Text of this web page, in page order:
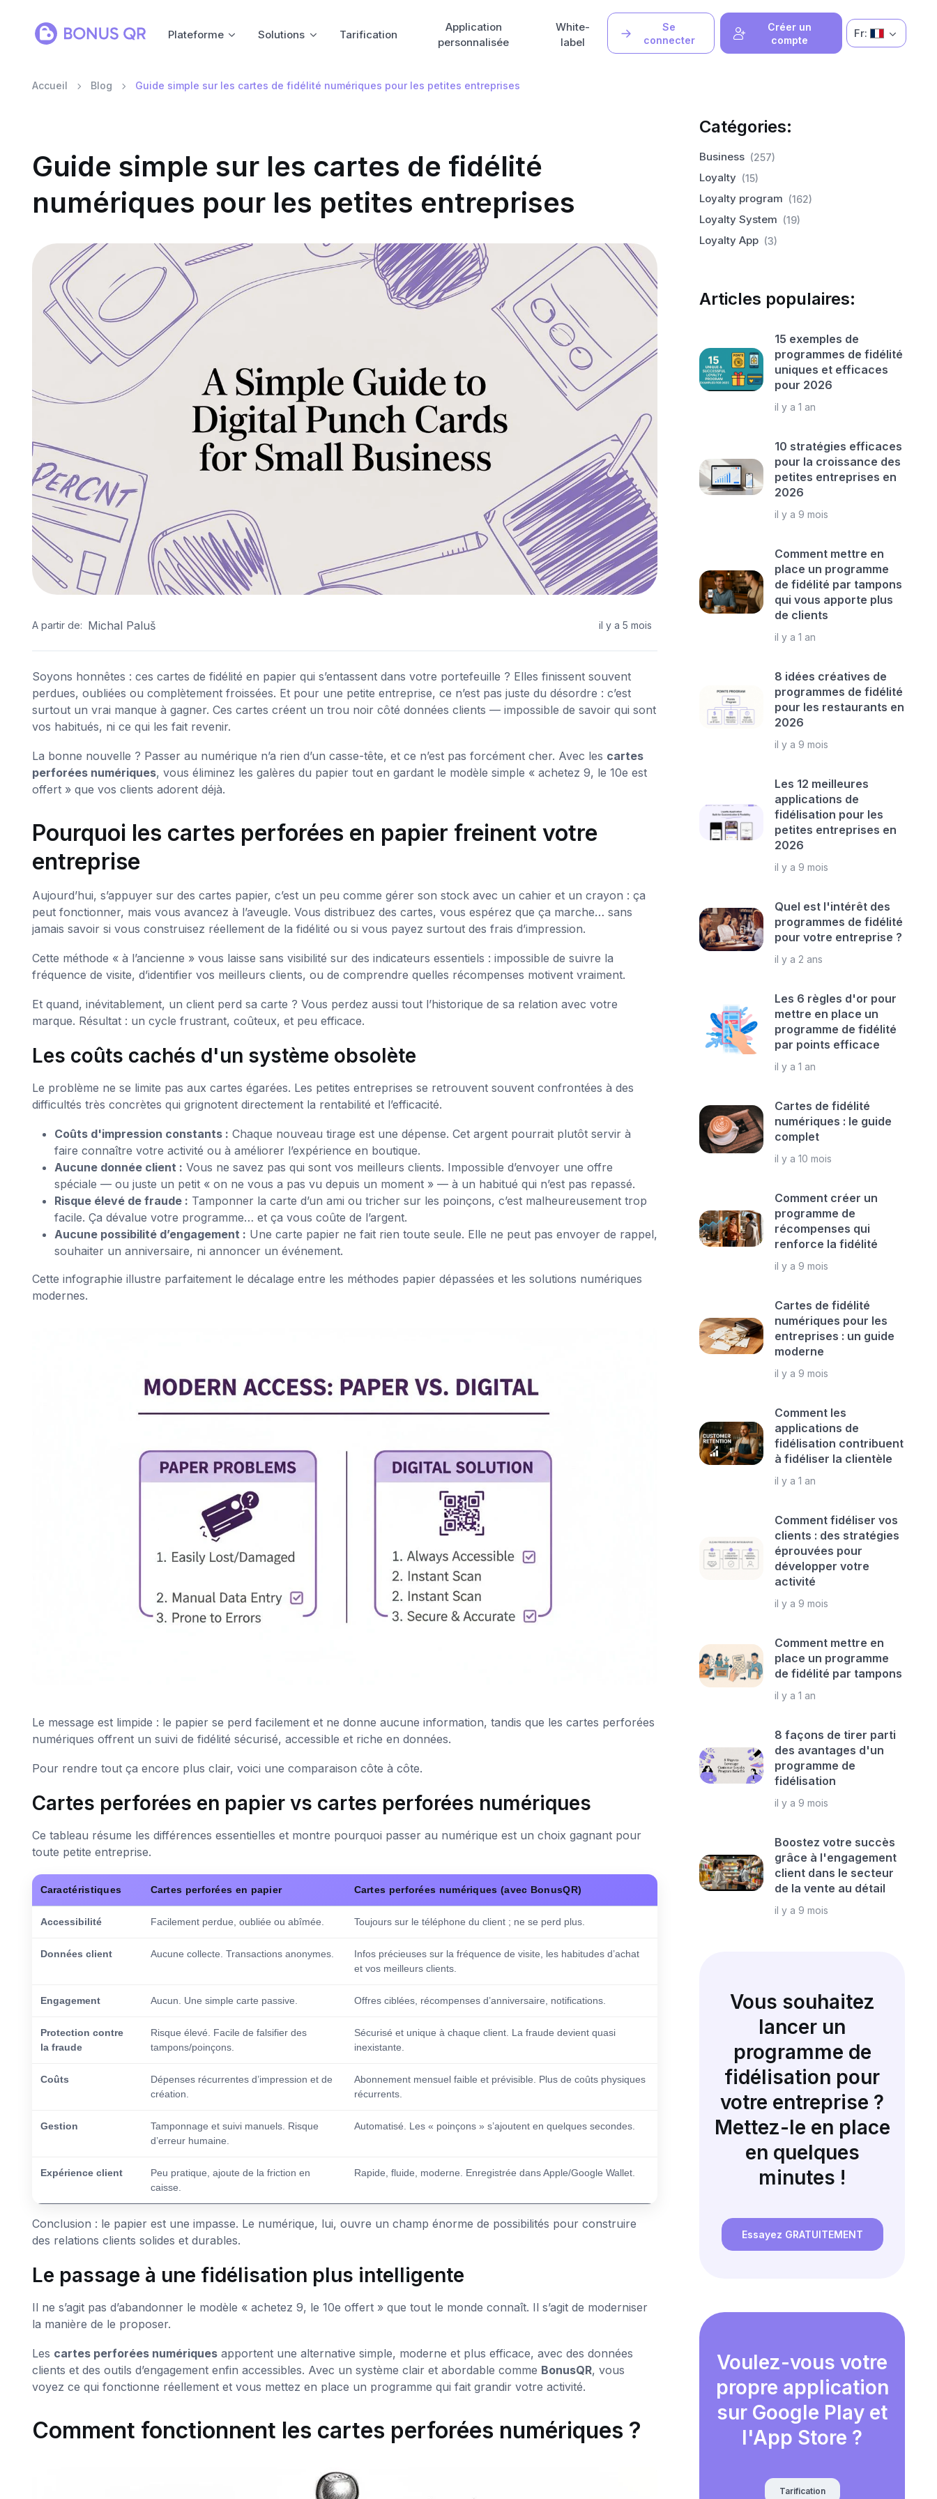
Se
connecter
Créer un
compte
Plateforme Solutions Tarification
Application
personnalisée
White-
label
Fr:
Accueil Blog Guide simple sur les cartes de fidélité numériques pour les petites entreprises
Guide simple sur les cartes de fidélité
numériques pour les petites entreprises
A partir de: Michal Paluš il y a 5 mois
Soyons honnêtes : ces cartes de fidélité en papier qui s’entassent dans votre portefeuille ? Elles finissent souvent
perdues, oubliées ou complètement froissées. Et pour une petite entreprise, ce n’est pas juste du désordre : c’est
surtout un vrai manque à gagner. Ces cartes créent un trou noir côté données clients — impossible de savoir qui sont
vos habitués, ni ce qui les fait revenir.
La bonne nouvelle ? Passer au numérique n’a rien d’un casse-tête, et ce n’est pas forcément cher. Avec les cartes
perforées numériques, vous éliminez les galères du papier tout en gardant le modèle simple « achetez 9, le 10e est
offert » que vos clients adorent déjà.
Pourquoi les cartes perforées en papier freinent votre
entreprise
Aujourd’hui, s’appuyer sur des cartes papier, c’est un peu comme gérer son stock avec un cahier et un crayon : ça
peut fonctionner, mais vous avancez à l’aveugle. Vous distribuez des cartes, vous espérez que ça marche… sans
jamais savoir si vous construisez réellement de la fidélité ou si vous payez surtout des frais d’impression.
Cette méthode « à l’ancienne » vous laisse sans visibilité sur des indicateurs essentiels : impossible de suivre la
fréquence de visite, d’identifier vos meilleurs clients, ou de comprendre quelles récompenses motivent vraiment.
Et quand, inévitablement, un client perd sa carte ? Vous perdez aussi tout l’historique de sa relation avec votre
marque. Résultat : un cycle frustrant, coûteux, et peu efficace.
Les coûts cachés d'un système obsolète
Le problème ne se limite pas aux cartes égarées. Les petites entreprises se retrouvent souvent confrontées à des
difficultés très concrètes qui grignotent directement la rentabilité et l’efficacité.
Coûts d'impression constants : Chaque nouveau tirage est une dépense. Cet argent pourrait plutôt servir à
faire connaître votre activité ou à améliorer l’expérience en boutique.
Aucune donnée client : Vous ne savez pas qui sont vos meilleurs clients. Impossible d’envoyer une offre
spéciale — ou juste un petit « on ne vous a pas vu depuis un moment » — à un habitué qui n’est pas repassé.
Risque élevé de fraude : Tamponner la carte d’un ami ou tricher sur les poinçons, c’est malheureusement trop
facile. Ça dévalue votre programme… et ça vous coûte de l’argent.
Aucune possibilité d’engagement : Une carte papier ne fait rien toute seule. Elle ne peut pas envoyer de rappel,
souhaiter un anniversaire, ni annoncer un événement.
Cette infographie illustre parfaitement le décalage entre les méthodes papier dépassées et les solutions numériques
modernes.
Le message est limpide : le papier se perd facilement et ne donne aucune information, tandis que les cartes perforées
numériques offrent un suivi de fidélité sécurisé, accessible et riche en données.
Pour rendre tout ça encore plus clair, voici une comparaison côte à côte.
Cartes perforées en papier vs cartes perforées numériques
Ce tableau résume les différences essentielles et montre pourquoi passer au numérique est un choix gagnant pour
toute petite entreprise.
Caractéristiques Cartes perforées en papier Cartes perforées numériques (avec BonusQR)
Accessibilité Facilement perdue, oubliée ou abîmée. Toujours sur le téléphone du client ; ne se perd plus.
Données client Aucune collecte. Transactions anonymes.
Infos précieuses sur la fréquence de visite, les habitudes d’achat
et vos meilleurs clients.
Engagement Aucun. Une simple carte passive. Offres ciblées, récompenses d’anniversaire, notifications.
Protection contre
la fraude
Risque élevé. Facile de falsifier des
tampons/poinçons.
Sécurisé et unique à chaque client. La fraude devient quasi
inexistante.
Coûts
Dépenses récurrentes d’impression et de
création.
Abonnement mensuel faible et prévisible. Plus de coûts physiques
récurrents.
Gestion
Tamponnage et suivi manuels. Risque
d’erreur humaine.
Automatisé. Les « poinçons » s’ajoutent en quelques secondes.
Expérience client
Peu pratique, ajoute de la friction en
caisse.
Rapide, fluide, moderne. Enregistrée dans Apple/Google Wallet.
Conclusion : le papier est une impasse. Le numérique, lui, ouvre un champ énorme de possibilités pour construire
des relations clients solides et durables.
Le passage à une fidélisation plus intelligente
Il ne s’agit pas d’abandonner le modèle « achetez 9, le 10e offert » que tout le monde connaît. Il s’agit de moderniser
la manière de le proposer.
Les cartes perforées numériquesapportent une alternative simple, moderne et plus efficace, avec des données
clients et des outils d’engagement enfin accessibles. Avec un système clair et abordable comme BonusQR, vous
voyez ce qui fonctionne réellement et vous mettez en place un programme qui fait grandir votre activité.
Comment fonctionnent les cartes perforées numériques ?
Catégories:
Business (257)
Loyalty (15)
Loyalty program (162)
Loyalty System (19)
Loyalty App (3)
Articles populaires:
15 exemples de
programmes de fidélité
uniques et efficaces
pour 2026
il y a 1 an
10 stratégies efficaces
pour la croissance des
petites entreprises en
2026
il y a 9 mois
Comment mettre en
place un programme
de fidélité par tampons
qui vous apporte plus
de clients
il y a 1 an
8 idées créatives de
programmes de fidélité
pour les restaurants en
2026
il y a 9 mois
Les 12 meilleures
applications de
fidélisation pour les
petites entreprises en
2026
il y a 9 mois
Quel est l'intérêt des
programmes de fidélité
pour votre entreprise ?
il y a 2 ans
Les 6 règles d'or pour
mettre en place un
programme de fidélité
par points efficace
il y a 1 an
Cartes de fidélité
numériques : le guide
complet
il y a 10 mois
Comment créer un
programme de
récompenses qui
renforce la fidélité
il y a 9 mois
Cartes de fidélité
numériques pour les
entreprises : un guide
moderne
il y a 9 mois
Comment les
applications de
fidélisation contribuent
à fidéliser la clientèle
il y a 1 an
Comment fidéliser vos
clients : des stratégies
éprouvées pour
développer votre
activité
il y a 9 mois
Comment mettre en
place un programme
de fidélité par tampons
il y a 1 an
8 façons de tirer parti
des avantages d'un
programme de
fidélisation
il y a 9 mois
Boostez votre succès
grâce à l'engagement
client dans le secteur
de la vente au détail
il y a 9 mois
Vous souhaitez
lancer un
programme de
fidélisation pour
votre entreprise ?
Mettez-le en place
en quelques
minutes !
Essayez GRATUITEMENT
Voulez-vous votre
propre application
sur Google Play et
l'App Store ?
Tarification